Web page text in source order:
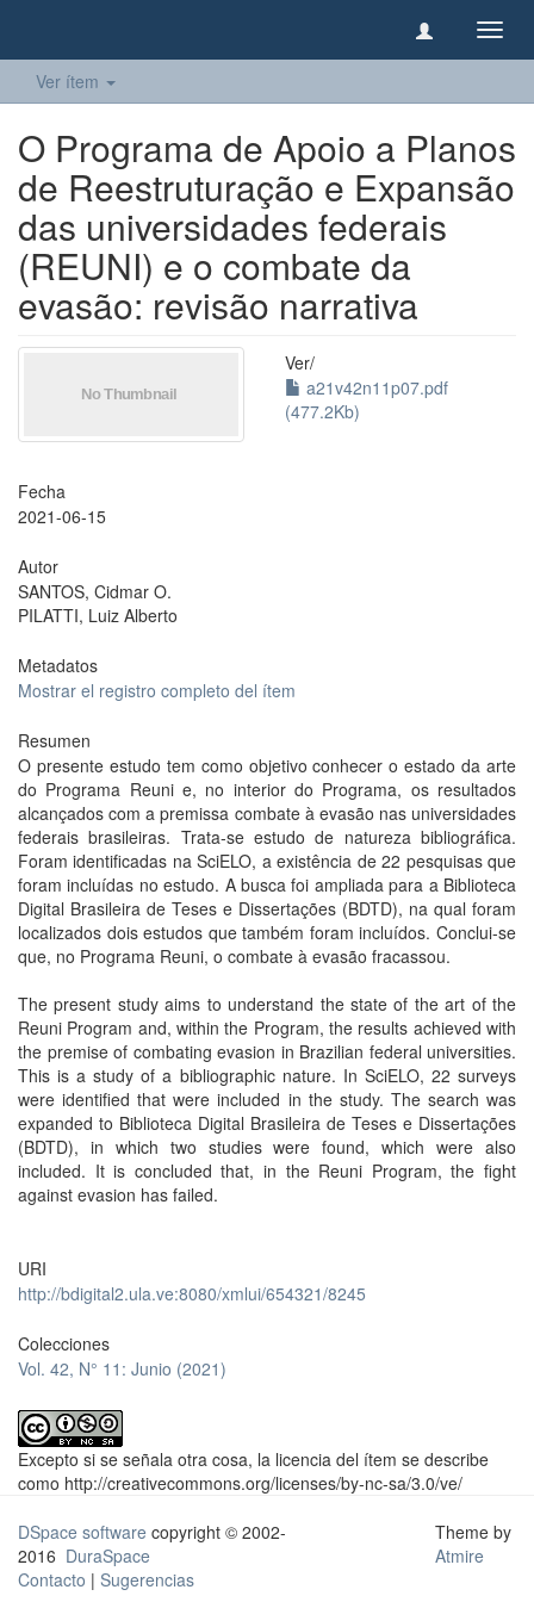
Ver ítem
O Programa de Apoio a Planos
de Reestruturação e Expansão
das universidades federais
(REUNI) e o combate da
evasão: revisão narrativa
Ver/
a21v42n11p07.pdf
(477.2Kb)
Fecha
2021-06-15
Autor
SANTOS, Cidmar O.
PILATTI, Luiz Alberto
Metadatos
Mostrar el registro completo del ítem
Resumen
O presente estudo tem como objetivo conhecer o estado da arte
do Programa Reuni e, no interior do Programa, os resultados
alcançados com a premissa combate à evasão nas universidades
federais brasileiras. Trata-se estudo de natureza bibliográfica.
Foram identificadas na SciELO, a existência de 22 pesquisas que
foram incluídas no estudo. A busca foi ampliada para a Biblioteca
Digital Brasileira de Teses e Dissertações (BDTD), na qual foram
localizados dois estudos que também foram incluídos. Conclui-se
que, no Programa Reuni, o combate à evasão fracassou.
The present study aims to understand the state of the art of the
Reuni Program and, within the Program, the results achieved with
the premise of combating evasion in Brazilian federal universities.
This is a study of a bibliographic nature. In SciELO, 22 surveys
were identified that were included in the study. The search was
expanded to Biblioteca Digital Brasileira de Teses e Dissertações
(BDTD), in which two studies were found, which were also
included. It is concluded that, in the Reuni Program, the fight
against evasion has failed.
URI
http://bdigital2.ula.ve:8080/xmlui/654321/8245
Colecciones
Vol. 42, N° 11: Junio (2021)
Excepto si se señala otra cosa, la licencia del ítem se describe
como http://creativecommons.org/licenses/by-nc-sa/3.0/ve/
DSpace software copyright © 2002-
2016 DuraSpace
Contacto | Sugerencias
Theme by
Atmire